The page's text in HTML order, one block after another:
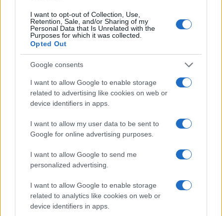
I want to opt-out of Collection, Use,
Retention, Sale, and/or Sharing of my
Personal Data that Is Unrelated with the
Purposes for which it was collected.
Opted Out
Google consents
I want to allow Google to enable storage
related to advertising like cookies on web or
device identifiers in apps.
I want to allow my user data to be sent to
Google for online advertising purposes.
I want to allow Google to send me
personalized advertising.
I want to allow Google to enable storage
related to analytics like cookies on web or
device identifiers in apps.
I nostri cari
Giovannimaria Cabras